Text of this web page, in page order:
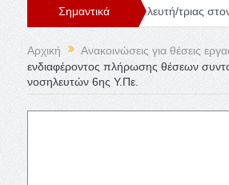
Σημαντικά
Θέση Νοσηλευτή/τριας στον Ξενώνα
Αρχική Ανακοινώσεις για θέσεις
ενδιαφέροντος πλήρωσης θέσεων
νοσηλευτών 6ης Υ.Πε.